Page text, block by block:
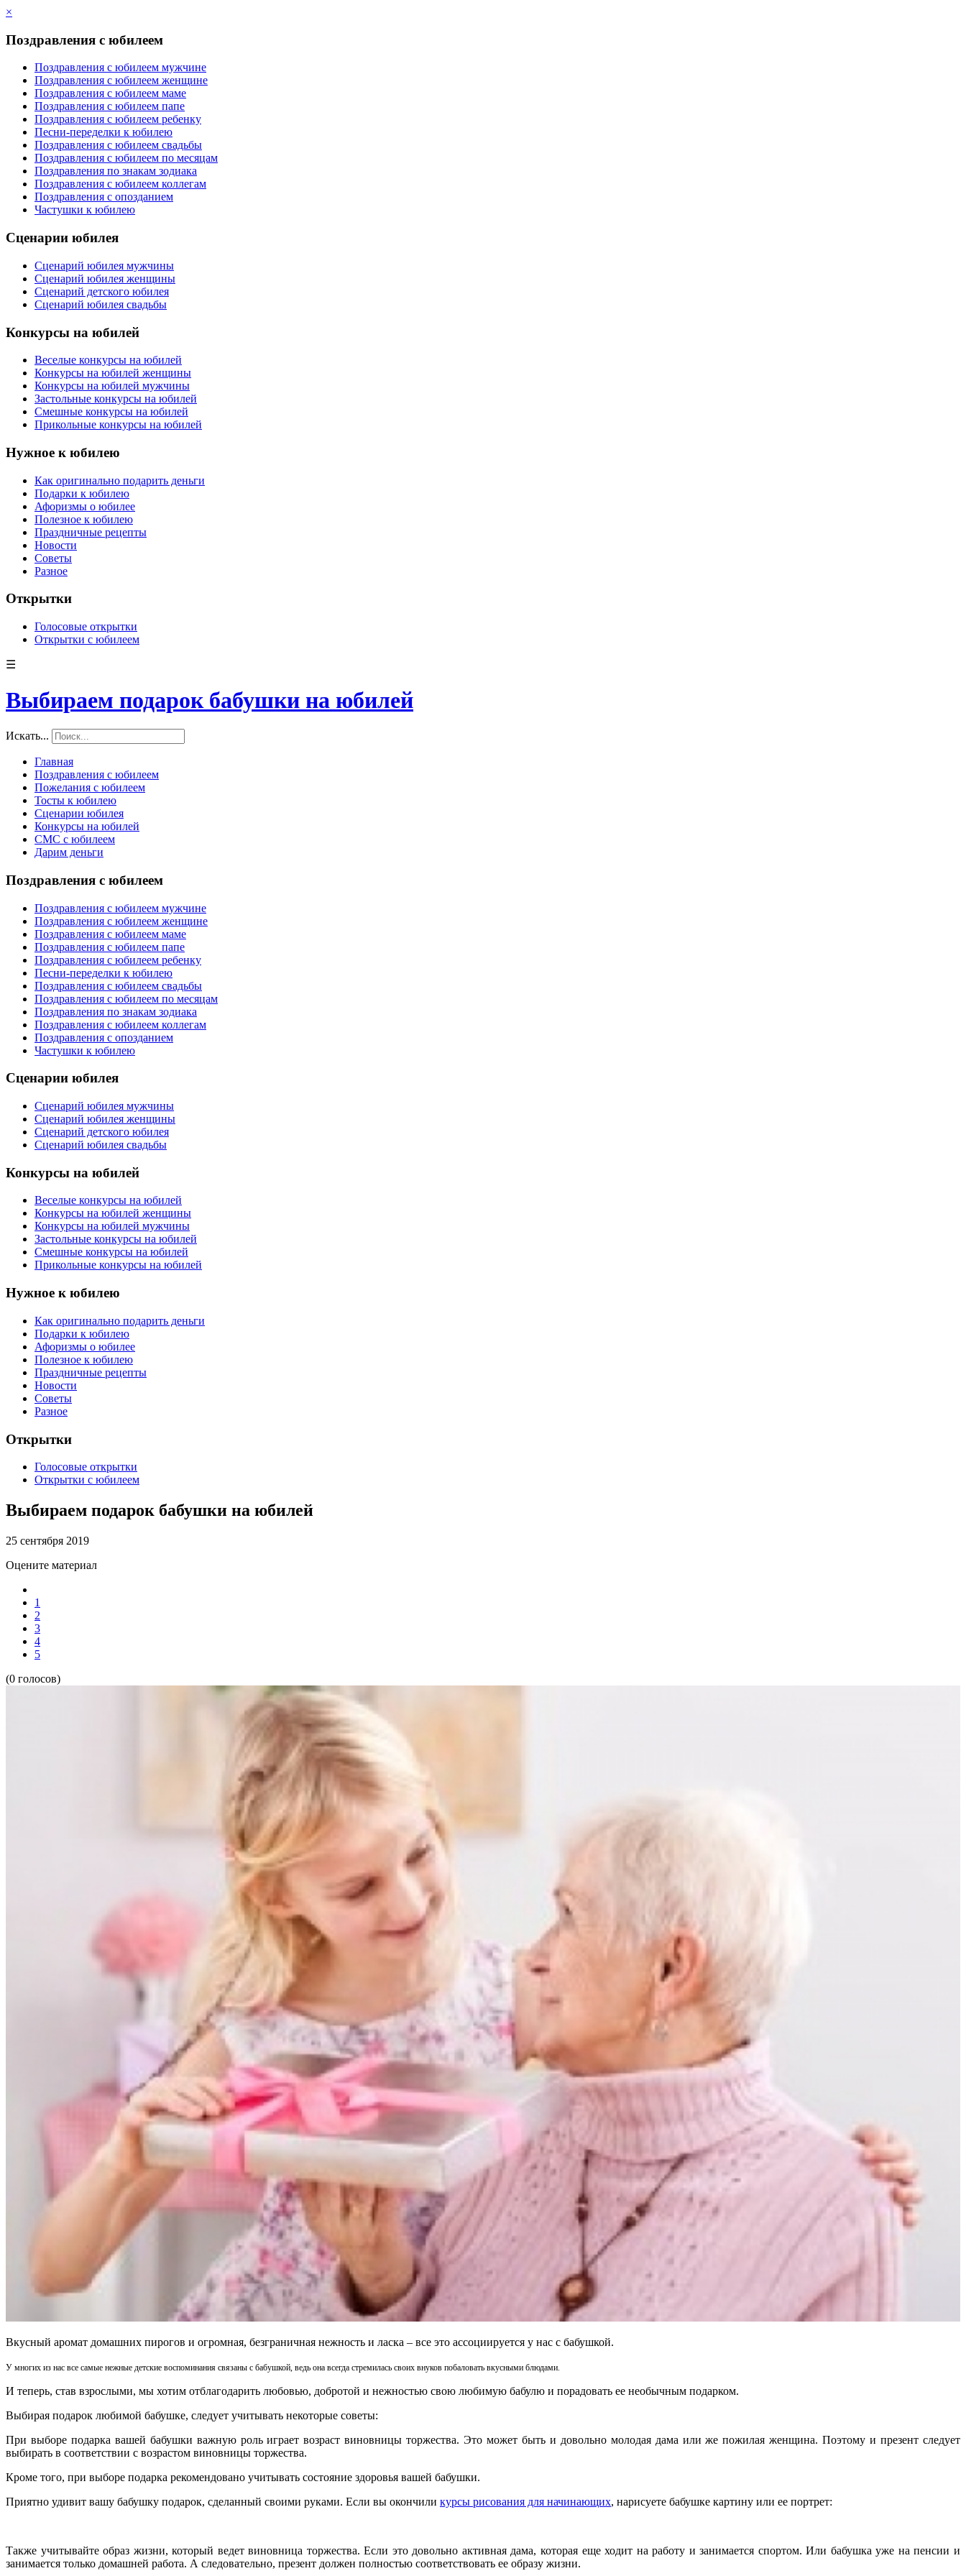
×
Поздравления с юбилеем
Поздравления с юбилеем мужчине
Поздравления с юбилеем женщине
Поздравления с юбилеем маме
Поздравления с юбилеем папе
Поздравления с юбилеем ребенку
Песни-переделки к юбилею
Поздравления с юбилеем свадьбы
Поздравления с юбилеем по месяцам
Поздравления по знакам зодиака
Поздравления с юбилеем коллегам
Поздравления с опозданием
Частушки к юбилею
Сценарии юбилея
Сценарий юбилея мужчины
Сценарий юбилея женщины
Сценарий детского юбилея
Сценарий юбилея свадьбы
Конкурсы на юбилей
Веселые конкурсы на юбилей
Конкурсы на юбилей женщины
Конкурсы на юбилей мужчины
Застольные конкурсы на юбилей
Смешные конкурсы на юбилей
Прикольные конкурсы на юбилей
Нужное к юбилею
Как оригинально подарить деньги
Подарки к юбилею
Афоризмы о юбилее
Полезное к юбилею
Праздничные рецепты
Новости
Советы
Разное
Открытки
Голосовые открытки
Открытки с юбилеем
☰
Выбираем подарок бабушки на юбилей
Искать...
Главная
Поздравления с юбилеем
Пожелания с юбилеем
Тосты к юбилею
Сценарии юбилея
Конкурсы на юбилей
СМС с юбилеем
Дарим деньги
Поздравления с юбилеем
Поздравления с юбилеем мужчине
Поздравления с юбилеем женщине
Поздравления с юбилеем маме
Поздравления с юбилеем папе
Поздравления с юбилеем ребенку
Песни-переделки к юбилею
Поздравления с юбилеем свадьбы
Поздравления с юбилеем по месяцам
Поздравления по знакам зодиака
Поздравления с юбилеем коллегам
Поздравления с опозданием
Частушки к юбилею
Сценарии юбилея
Сценарий юбилея мужчины
Сценарий юбилея женщины
Сценарий детского юбилея
Сценарий юбилея свадьбы
Конкурсы на юбилей
Веселые конкурсы на юбилей
Конкурсы на юбилей женщины
Конкурсы на юбилей мужчины
Застольные конкурсы на юбилей
Смешные конкурсы на юбилей
Прикольные конкурсы на юбилей
Нужное к юбилею
Как оригинально подарить деньги
Подарки к юбилею
Афоризмы о юбилее
Полезное к юбилею
Праздничные рецепты
Новости
Советы
Разное
Открытки
Голосовые открытки
Открытки с юбилеем
Выбираем подарок бабушки на юбилей
25 сентября 2019
Оцените материал
1
2
3
4
5
(0 голосов)
Вкусный аромат домашних пирогов и огромная, безграничная нежность и ласка – все это ассоциируется у нас с бабушкой.
У многих из нас все самые нежные детские воспоминания связаны с бабушкой, ведь она всегда стремилась своих внуков побаловать вкусными блюдами.
И теперь, став взрослыми, мы хотим отблагодарить любовью, добротой и нежностью свою любимую бабулю и порадовать ее необычным подарком.
Выбирая подарок любимой бабушке, следует учитывать некоторые советы:
При выборе подарка вашей бабушки важную роль играет возраст виновницы торжества. Это может быть и довольно молодая дама или же пожилая женщина. Поэтому и презент следует
выбирать в соответствии с возрастом виновницы торжества.
Кроме того, при выборе подарка рекомендовано учитывать состояние здоровья вашей бабушки.
Приятно удивит вашу бабушку подарок, сделанный своими руками. Если вы окончили курсы рисования для начинающих, нарисуете бабушке картину или ее портрет:
Также учитывайте образ жизни, который ведет виновница торжества. Если это довольно активная дама, которая еще ходит на работу и занимается спортом. Или бабушка уже на пенсии и
занимается только домашней работа. А следовательно, презент должен полностью соответствовать ее образу жизни.